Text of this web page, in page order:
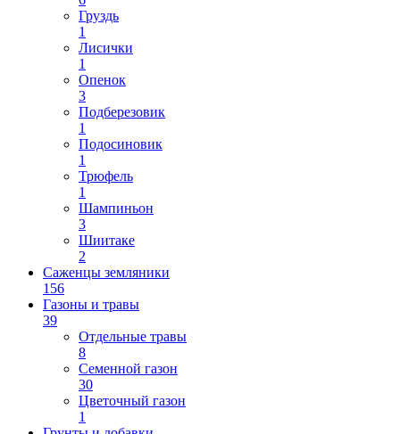
Груздь
1
Лисички
1
Опенок
3
Подберезовик
1
Подосиновик
1
Трюфель
1
Шампиньон
3
Шиитаке
2
Саженцы земляники
156
Газоны и травы
39
Отдельные травы
8
Семенной газон
30
Цветочный газон
1